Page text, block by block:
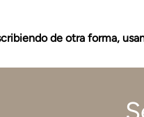
de otra forma,